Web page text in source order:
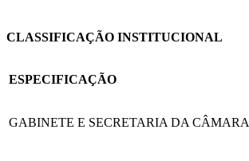
CLASSIFICAÇÃO INSTITUCIONAL
ESPECIFICAÇÃO
GABINETE E SECRETARIA DA CÂMARA